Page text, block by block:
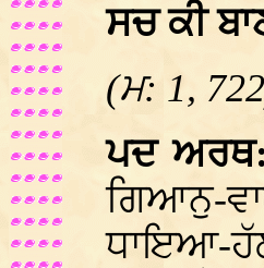
ਸਚ ਕੀ
(ਮ: 1,
ਪਦ
ਗਿਆਨੁ-
ਧਾਇਆ-